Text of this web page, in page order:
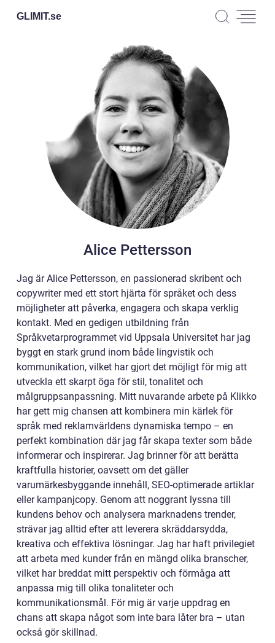
GLIMIT.se
Alice Pettersson
Jag är Alice Pettersson, en passionerad skribent och
copywriter med ett stort hjärta för språket och dess
möjligheter att påverka, engagera och skapa verklig
kontakt. Med en gedigen utbildning från
Språkvetarprogrammet vid Uppsala Universitet har jag
byggt en stark grund inom både lingvistik och
kommunikation, vilket har gjort det möjligt för mig att
utveckla ett skarpt öga för stil, tonalitet och
målgruppsanpassning. Mitt nuvarande arbete på Klikko
har gett mig chansen att kombinera min kärlek för
språk med reklamvärldens dynamiska tempo – en
perfekt kombination där jag får skapa texter som både
informerar och inspirerar. Jag brinner för att berätta
kraftfulla historier, oavsett om det gäller
varumärkesbyggande innehåll, SEO-optimerade artiklar
eller kampanjcopy. Genom att noggrant lyssna till
kundens behov och analysera marknadens trender,
strävar jag alltid efter att leverera skräddarsydda,
kreativa och effektiva lösningar. Jag har haft privilegiet
att arbeta med kunder från en mängd olika branscher,
vilket har breddat mitt perspektiv och förmåga att
anpassa mig till olika tonaliteter och
kommunikationsmål. För mig är varje uppdrag en
chans att skapa något som inte bara låter bra – utan
också gör skillnad.